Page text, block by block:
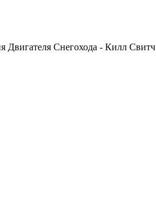
Двигателя Снегохода - Килл Свитч